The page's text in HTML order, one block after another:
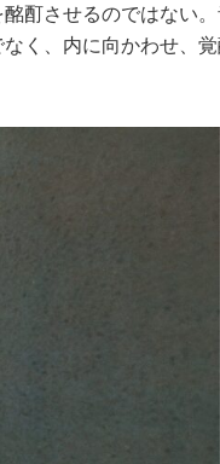
酊させるのではない
く、内に向かわせ、